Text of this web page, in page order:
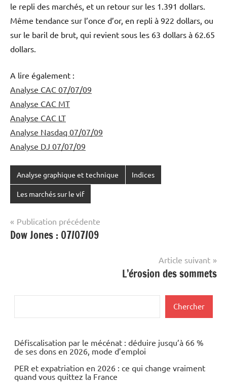
le repli des marchés, et un retour sur les 1.391 dollars.
Même tendance sur l’once d’or, en repli à 922 dollars, ou
sur le baril de brut, qui revient sous les 63 dollars à 62.65
dollars.
A lire également :
Analyse CAC 07/07/09
Analyse CAC MT
Analyse CAC LT
Analyse Nasdaq 07/07/09
Analyse DJ 07/07/09
Analyse graphique et technique Indices
Les marchés sur le vif
Navigation
de
Publication précédente
Dow Jones : 07/07/09
Article suivant
L’érosion des sommets
Chercher
Défiscalisation par le mécénat : déduire jusqu’à 66 %
de ses dons en 2026, mode d’emploi
PER et expatriation en 2026 : ce qui change vraiment
quand vous quittez la France